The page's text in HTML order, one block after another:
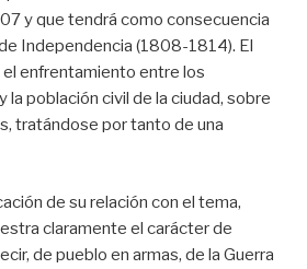
y que tendrá como consecuencia
Independencia (1808-1814). El
enfrentamiento entre los
la población civil de la ciudad, sobre
tratándose por tanto de una
de su relación con el tema,
claramente el carácter de
de pueblo en armas, de la Guerra